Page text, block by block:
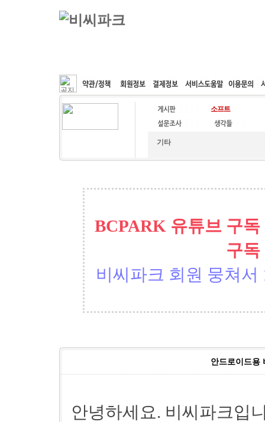
커뮤니티 속도패치 웹호스팅 공동구매
기타
BCPARK 유튜브 구
구독
비씨파크 회원 뭉쳐서
안드로이드용
안녕하세요. 비씨파크입